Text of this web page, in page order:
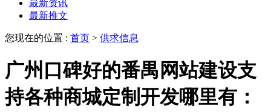
最新资讯
最新推文
您现在的位置 : 首页 > 供求信息
广州口碑好的番禺网站建设支
持各种商城定制开发哪里有：